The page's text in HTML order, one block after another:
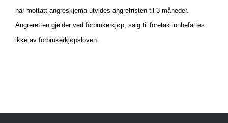
har mottatt angreskjema utvides angrefristen til 3 måneder.
Angreretten gjelder ved forbrukerkjøp, salg til foretak innbefattes
ikke av forbrukerkjøpsloven.